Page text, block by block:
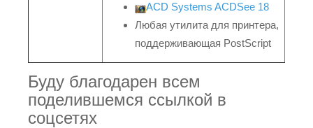
ACD Systems ACDSee 18
Любая утилита для принтера,
поддерживающая PostScript
Буду благодарен всем
поделившемся ссылкой в
соцсетях